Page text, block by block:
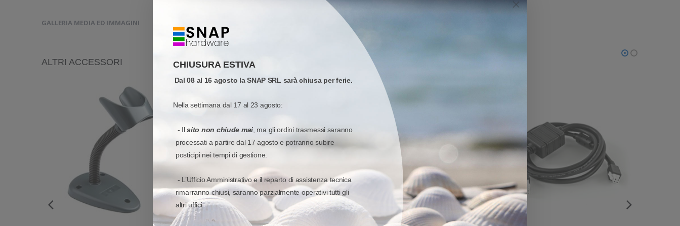
CHIUSURA ESTIVA
Dal 08 al 16 agosto la SNAP SRL sarà chiusa per ferie.
Nella settimana dal 17 al 23 agosto:
- Ilsito non chiude mai , ma gli ordini trasmessi saranno
processati a partire dal 17 agosto e potranno subire
posticipi nei tempi di gestione.
- L’Ufficio Amministrativo e il reparto di assistenza tecnica
rimarranno chiusi, saranno parzialmente operativi tutti gli
altri uffici
GALLERIA MEDIA ED IMMAGINI
ALTRI ACCESSORI